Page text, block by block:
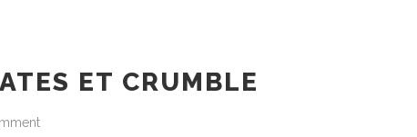
ET CRUMBLE